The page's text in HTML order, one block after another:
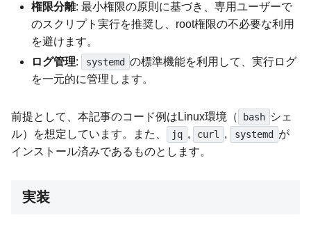
権限分離: 最小権限の原則に基づき、専用ユーザーで
のスクリプト実行を推奨し、root権限の不必要な利用
を避けます。
ログ管理: systemd の標準機能を利用して、実行ログ
を一元的に管理します。
前提として、本記事のコード例はLinux環境（ bash シェ
ル）を想定しています。また、
jq , curl , systemd
が
インストール済みであるものとします。
実装